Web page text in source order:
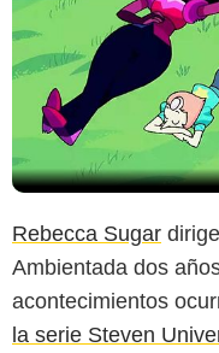
Rebecca Sugar dirige
Ambientada dos
acontecimientos
la serie Steven